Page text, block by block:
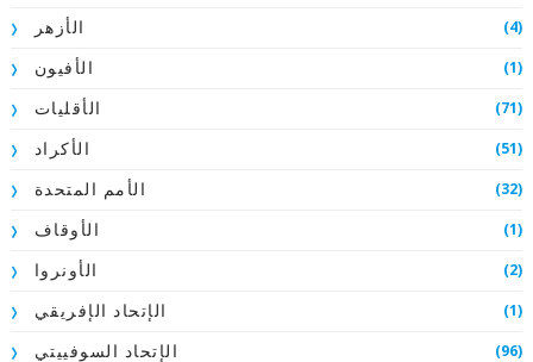
الأزهر (4)
الأفيون (1)
الأقليات (71)
الأكراد (51)
الأمم المتحدة (32)
الأوقاف (1)
الأونروا (2)
الإتحاد الإفريقي (1)
الإتحاد السوفييتي (96)